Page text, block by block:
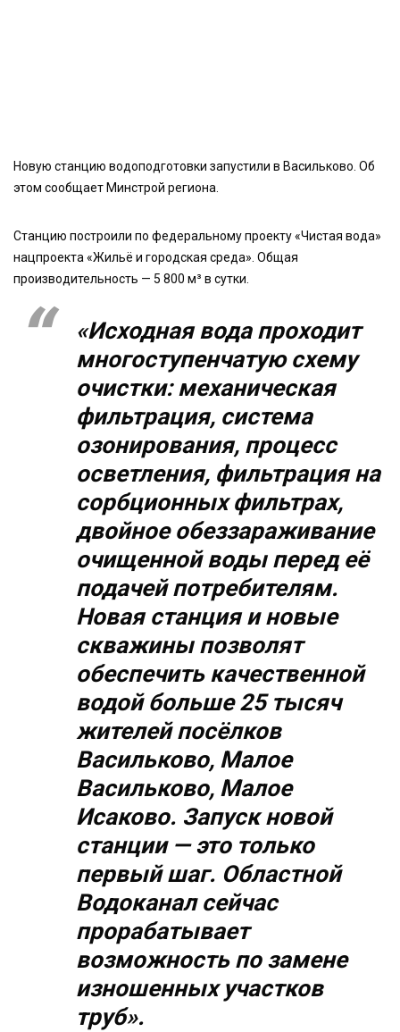
Новую станцию водоподготовки запустили в Васильково. Об
этом сообщает Минстрой региона.
Станцию построили по федеральному проекту «Чистая вода»
нацпроекта «Жильё и городская среда». Общая
производительность — 5 800 м³ в сутки.
«Исходная вода проходит
многоступенчатую схему
очистки: механическая
фильтрация, система
озонирования, процесс
осветления, фильтрация на
сорбционных фильтрах,
двойное обеззараживание
очищенной воды перед её
подачей потребителям.
Новая станция и новые
скважины позволят
обеспечить качественной
водой больше 25 тысяч
жителей посёлков
Васильково, Малое
Васильково, Малое
Исаково. Запуск новой
станции — это только
первый шаг. Областной
Водоканал сейчас
прорабатывает
возможность по замене
изношенных участков
труб».